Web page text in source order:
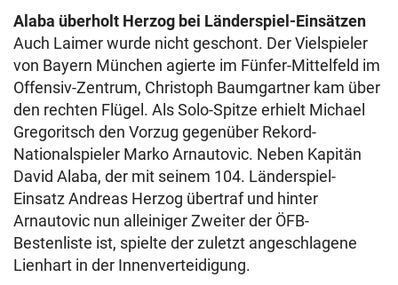
Alaba überholt Herzog bei Länderspiel-Einsätzen
Auch Laimer wurde nicht geschont. Der Vielspieler
von Bayern München agierte im Fünfer-Mittelfeld im
Offensiv-Zentrum, Christoph Baumgartner kam über
den rechten Flügel. Als Solo-Spitze erhielt Michael
Gregoritsch den Vorzug gegenüber Rekord-
Nationalspieler Marko Arnautovic. Neben Kapitän
David Alaba, der mit seinem 104. Länderspiel-
Einsatz Andreas Herzog übertraf und hinter
Arnautovic nun alleiniger Zweiter der ÖFB-
Bestenliste ist, spielte der zuletzt angeschlagene
Lienhart in der Innenverteidigung.